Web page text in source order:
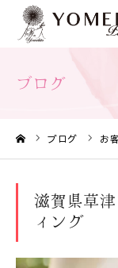
ブログ
ブログ お
滋賀県草
ィング